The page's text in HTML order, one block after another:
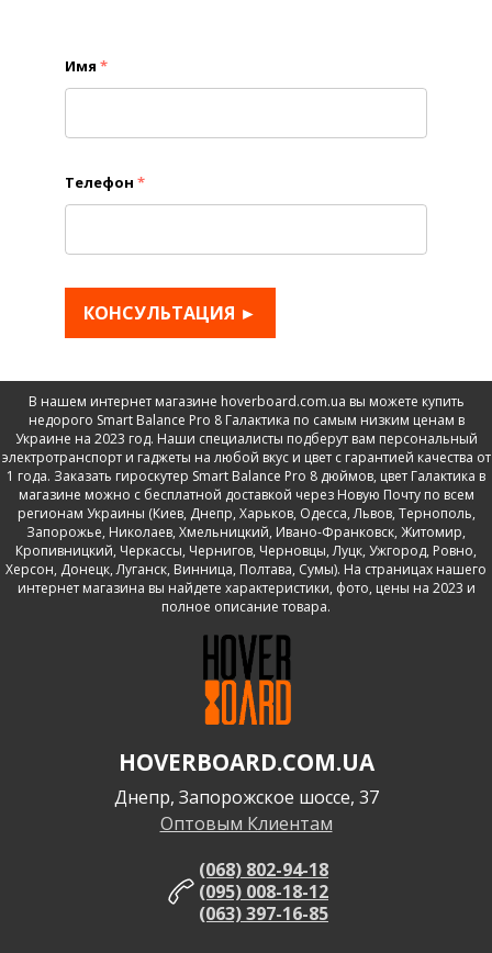
Имя *
Телефон *
КОНСУЛЬТАЦИЯ ►
В нашем интернет магазине hoverboard.com.ua вы можете купить
недорого Smart Balance Pro 8 Галактика по самым низким ценам в
Украине на 2023 год. Наши специалисты подберут вам персональный
электротранспорт и гаджеты на любой вкус и цвет с гарантией качества от
1 года. Заказать гироскутер Smart Balance Pro 8 дюймов, цвет Галактика в
магазине можно с бесплатной доставкой через Новую Почту по всем
регионам Украины (Киев, Днепр, Харьков, Одесса, Львов, Тернополь,
Запорожье, Николаев, Хмельницкий, Ивано-Франковск, Житомир,
Кропивницкий, Черкассы, Чернигов, Черновцы, Луцк, Ужгород, Ровно,
Херсон, Донецк, Луганск, Винница, Полтава, Сумы). На страницах нашего
интернет магазина вы найдете характеристики, фото, цены на 2023 и
полное описание товара.
HOVERBOARD.COM.UA
Днепр, Запорожское шоссе, 37
Оптовым Клиентам
(068) 802-94-18
(095) 008-18-12
(063) 397-16-85